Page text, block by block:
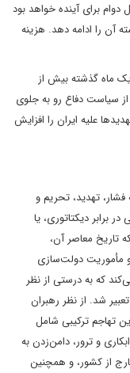
دوام برای آینده خواهد بود
آن را ادامه دهد. هزینه
ماه گذشته بیش از
سیاست دفاع رو به جلوی
علیه ایران را افزایش
‌تهدید، تحریم و
برابر دیکتاتوری، یا
تاریخ معاصر آن،
مأموریت دولت‌سازی
که به درستی از نظر
شد. از نظر رهبران
تهاجم ترکیبی شامل
و ترور، دامن‌زدن به
از کشور، و همچنین